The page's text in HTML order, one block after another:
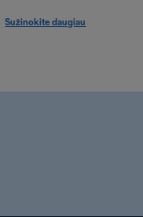
Sužinokite daugiau